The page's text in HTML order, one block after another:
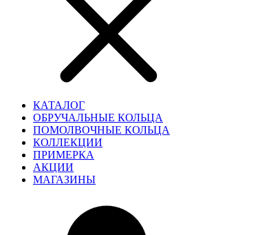
КАТАЛОГ
ОБРУЧАЛЬНЫЕ КОЛЬЦА
ПОМОЛВОЧНЫЕ КОЛЬЦА
КОЛЛЕКЦИИ
ПРИМЕРКА
АКЦИИ
МАГАЗИНЫ